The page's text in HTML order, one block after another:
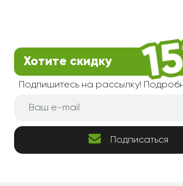
Хотите скидку
Подпишитесь на рассылку!
Подписаться